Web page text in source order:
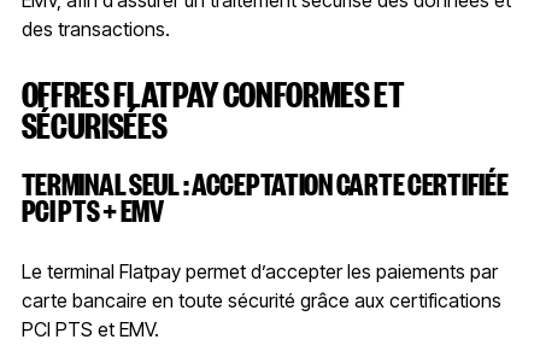
des transactions.
OFFRES FLATPAY CONFORMES ET
SÉCURISÉES
TERMINAL SEUL : ACCEPTATION CARTE CERTIFIÉE
PCI PTS + EMV
Le terminal Flatpay permet d’accepter les paiements par
carte bancaire en toute sécurité grâce aux certifications
PCI PTS et EMV.